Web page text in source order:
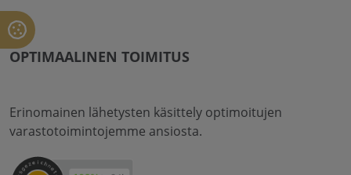
OPTIMAALINEN TOIMITUS
Erinomainen lähetysten käsittely optimoitujen
varastotoimintojemme ansiosta.